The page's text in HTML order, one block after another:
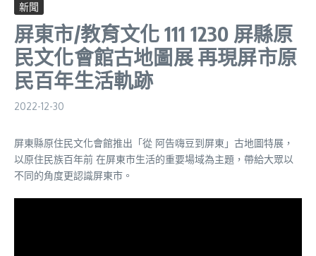
新聞
屏東市/教育文化 111 1230 屏縣原
民文化會館古地圖展 再現屏市原
民百年生活軌跡
2022-12-30
屏東縣原住民文化會館推出「從 阿告嗨豆到屏東」古地圖特展，
以原住民族百年前 在屏東市生活的重要場域為主題，帶給大眾以
不同的角度更認識屏東市。